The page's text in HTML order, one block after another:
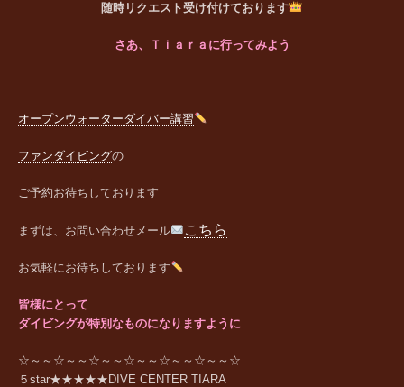
随時リクエスト受け付けております
さあ、Ｔｉａｒａに行ってみよう
オープンウォーターダイバー講習
ファンダイビングの
ご予約お待ちしております
まずは、お問い合わせメール こちら
お気軽にお待ちしております
皆様にとって
ダイビングが特別なものになりますように
☆～～☆～～☆～～☆～～☆～～☆～～☆
５star★★★★★DIVE CENTER TIARA